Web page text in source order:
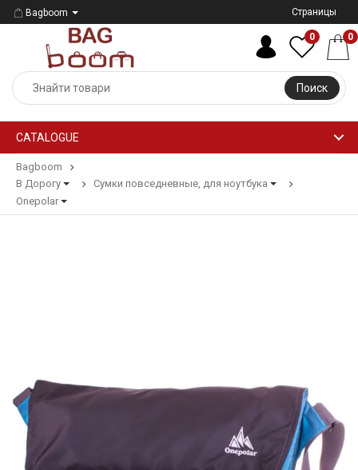
Bagboom Страницы
Поиск
0 0
CATALOGUE
Bagboom
В Дорогу
Сумки повседневные, для ноутбука
Onepolar